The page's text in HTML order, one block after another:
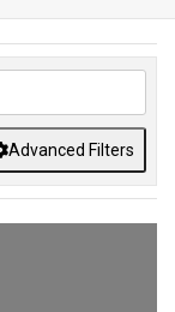
Advanced Filters